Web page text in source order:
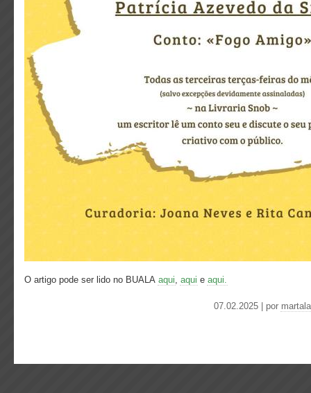
O artigo pode ser lido no BUALA aqui, aqui e aqui.
07.02.2025 | por